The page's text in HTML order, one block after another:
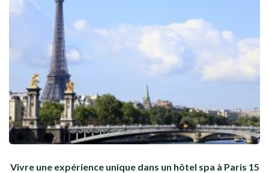
Vivre une expérience unique dans un hôtel spa à Paris 15